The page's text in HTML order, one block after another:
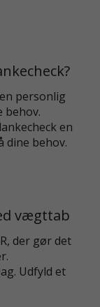
personlig
behov.
en
dine behov.
vægttab
der gør det
Udfyld et